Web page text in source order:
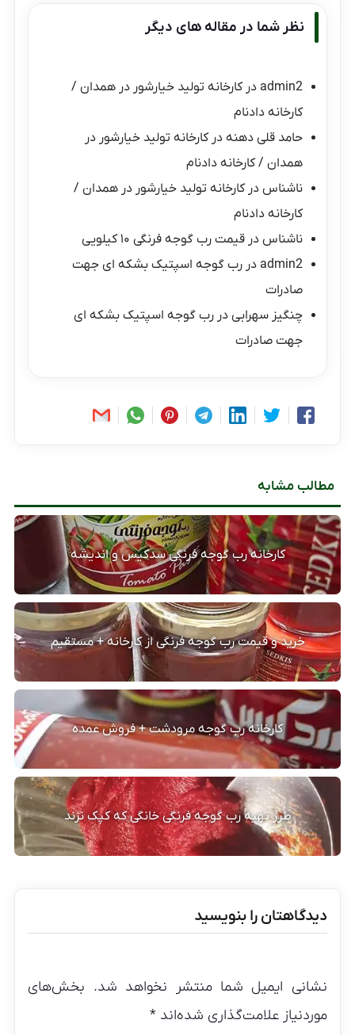
نظر شما در مقاله های دیگر
admin2 درکارخانه تولید خیارشور در همدان /
کارخانه دادنام
حامد قلی دهنه درکارخانه تولید خیارشور در
همدان / کارخانه دادنام
ناشناس درکارخانه تولید خیارشور در همدان /
کارخانه دادنام
ناشناس درقیمت رب گوجه فرنگی ۱۰ کیلویی
admin2 دررب گوجه اسپتیک بشکه ای جهت
صادرات
چنگیز سهرابی دررب گوجه اسپتیک بشکه ای
جهت صادرات
مطالب مشابه
کارخانه رب گوجه فرنگی سدکیس و اندیشه
خرید و قیمت رب گوجه فرنگی از کارخانه + مستقیم
کارخانه رب گوجه مرودشت + فروش عمده
طرز تهیه رب گوجه فرنگی خانگی که کپک نزند
دیدگاهتان را بنویسید
نشانی ایمیل شما منتشر نخواهد شد. بخش‌های
موردنیاز علامت‌گذاری شده‌اند*